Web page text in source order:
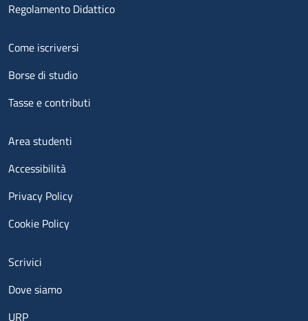
Regolamento Didattico
Menu footer 2
Come iscriversi
Borse di studio
Tasse e contributi
Menu footer 3
Area studenti
Accessibilità
Privacy Policy
Cookie Policy
Menu contatti
Scrivici
Dove siamo
URP